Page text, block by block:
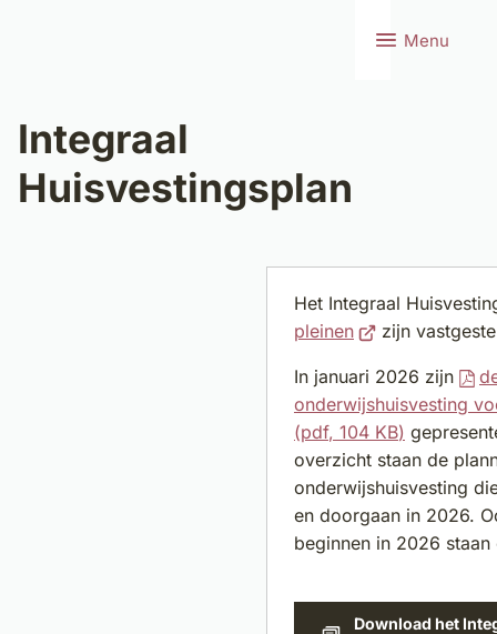
Menu
Integraal
Huisvestingsplan
Het Integraal
pleinen(Verwijst
een
externe
website)
zijn
In januari 2026 zijn
onderwijshuisvesting
(pdf, 104 KB)
overzicht staan de
onderwijshuisvesting
en doorgaan in 2026.
beginnen in 2026 staan
Download het